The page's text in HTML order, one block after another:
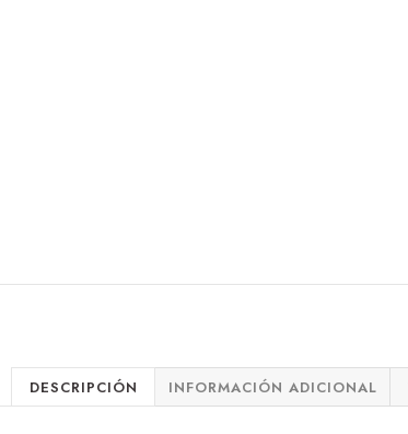
DESCRIPCIÓN INFORMACIÓN ADICIONAL